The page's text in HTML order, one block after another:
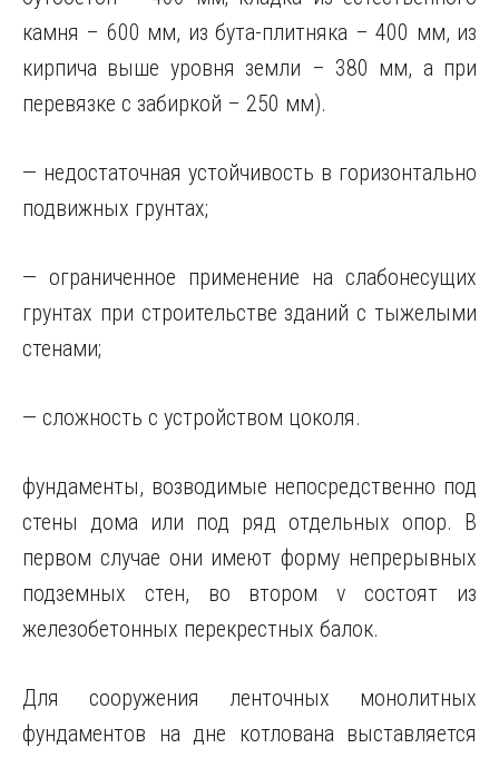
камня – 600 мм, из бута-плитняка – 400 мм, из
кирпича выше уровня земли – 380 мм, а при
перевязке с забиркой – 250 мм).
— недостаточная устойчивость в горизонтально
подвижных грунтах;
— ограниченное применение на слабонесущих
грунтах при строительстве зданий с тыжелыми
стенами;
— сложность с устройством цоколя.
фундаменты, возводимые непосредственно под
стены дома или под ряд отдельных опор. В
первом случае они имеют форму непрерывных
подземных стен, во втором v состоят из
железобетонных перекрестных балок.
Для сооружения ленточных монолитных
фундаментов на дне котлована выставляется